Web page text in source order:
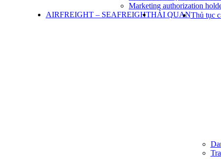
Marketing authorization
AIRFREIGHT – SEAFREIGHTHẢI QUANThủ tục